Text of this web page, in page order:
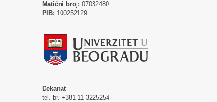
Matični broj: 07032480
PIB: 100252129
Dekanat
tel. br. +381 11 3225254